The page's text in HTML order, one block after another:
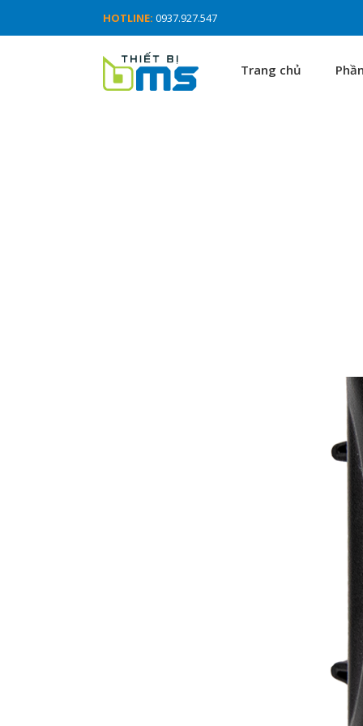
HOTLINE: 0937.927.547
Trang chủ